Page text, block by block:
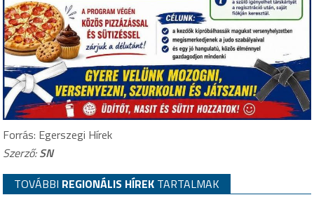
Forrás: Egerszegi Hírek
Szerző:SN
TOVÁBBI REGIONÁLIS HÍREK TARTALMAK